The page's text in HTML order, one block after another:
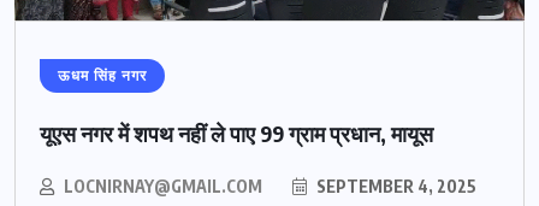
ऊधम सिंह नगर
यूएस नगर में शपथ नहीं ले पाए 99 ग्राम प्रधान, मायूस
LOCNIRNAY@GMAIL.COM SEPTEMBER 4, 2025